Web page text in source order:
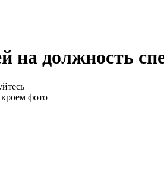
на должность
фото